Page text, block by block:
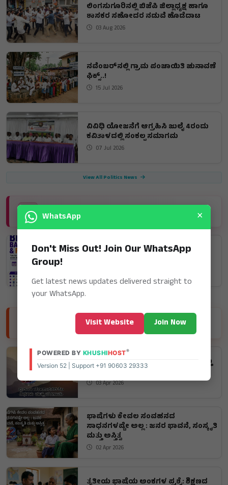
ಲಿಂಗಸುಗೂರಿನಲ್ಲಿ ಬಿಜೆಪಿ ಜಿಲ್ಲಾಧ್ಯಕ್ಷ ಹಾಗೂ
ಶಾಸಕರ ಸಹೋದರ ನಡುವೆ ಹೊಡೆದಾಟ
03 Aug 2026
ನವೆಂಬರ್‌ನಲ್ಲಿ ಗ್ರಾಮ ಪಂಚಾಯಿತಿ ಚುನಾವಣೆ
ಫಿಕ್ಸ್..!
15 Jul 2026
ವಿವಿಧಿ ಯೋಜನೆಗೆ ಆಗ್ರಹಿಸಿ ಜುಲೈ 4ರಂದು
ಕವಿತಾಳದಲ್ಲಿ ಸಂಕಲ್ಪ ಸಮಾಗಮ
07 Jul 2026
View All Politics News
BUSINESS NEWS
ಬ್ಯಾಂಕಿಂಗ್ ಮತ್ತು ಹಣಕಾಸು ಕ್ಷೇತ್ರದಲ್ಲಿ
ಉಜ್ವಲ ಭವಿಷ್ಯಕ್ಕೆ 45 ದಿನಗಳ ವಿಶೇಷ
20 Jul 2026
EDUCATION NEWS
ಪ್ರಮುಖ ಯೋಗಾಸನದ ಕೆಲ ವಿಧಗಳು ಮತ್ತು
ಪರಿಣಾಮ
03 Apr 2026
ಭಾಷೆಗಳು ಕೇವಲ ಸಂವಹನದ
ಸಾಧನಗಳಷ್ಟೇ ಅಲ್ಲ : ಜನರ ಭಾವನೆ, ಸಂಸ್ಕೃತಿ
ಮತ್ತು ಅಸ್ತಿತ್ವ
02 Apr 2026
ತೃತೀಯ ಭಾಷೆಯ ಅಂಕಗಳ ಪ್ರಶ್ನೆ: ಶಿಕ್ಷಣದ
WhatsApp ×
Don't Miss Out! Join Our WhatsApp
Group!
Get latest news updates delivered straight to
your WhatsApp.
Visit Website Join Now
POWERED BY KHUSHIHOST®
Version 52 | Support +91 90603 29333